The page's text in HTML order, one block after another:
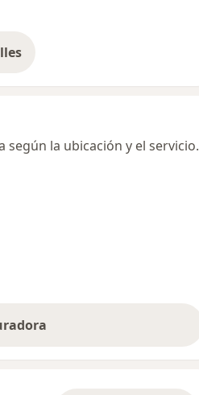
la ubicación y el servicio.